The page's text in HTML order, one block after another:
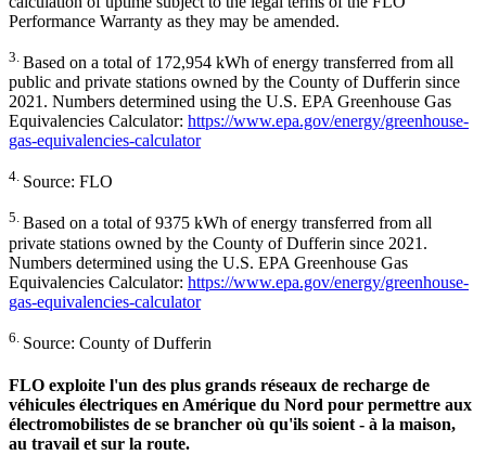
Performance Warranty as they may be amended.
3. Based on a total of 172,954 kWh of energy transferred from all
public and private stations owned by the County of Dufferin since
2021. Numbers determined using the U.S. EPA Greenhouse Gas
Equivalencies Calculator: https://www.epa.gov/energy/greenhouse-
gas-equivalencies-calculator
4. Source: FLO
5. Based on a total of 9375 kWh of energy transferred from all
private stations owned by the County of Dufferin since 2021.
Numbers determined using the U.S. EPA Greenhouse Gas
Equivalencies Calculator: https://www.epa.gov/energy/greenhouse-
gas-equivalencies-calculator
6. Source: County of Dufferin
FLO exploite l'un des plus grands réseaux de recharge de
véhicules électriques en Amérique du Nord pour permettre aux
électromobilistes de se brancher où qu'ils soient - à la maison,
au travail et sur la route.